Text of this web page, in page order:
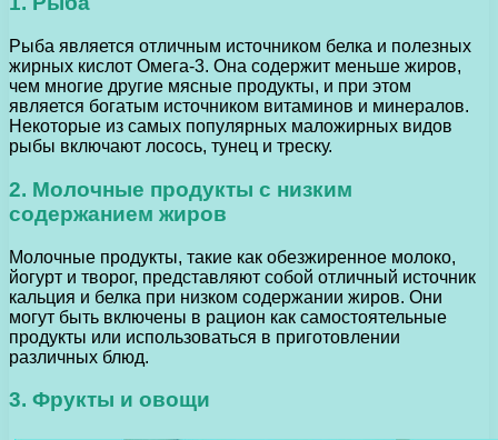
Рыба является отличным источником белка и полезных
жирных кислот Омега-3. Она содержит меньше жиров,
чем многие другие мясные продукты, и при этом
является богатым источником витаминов и минералов.
Некоторые из самых популярных маложирных видов
рыбы включают лосось, тунец и треску.
2. Молочные продукты с низким
содержанием жиров
Молочные продукты, такие как обезжиренное молоко,
йогурт и творог, представляют собой отличный источник
кальция и белка при низком содержании жиров. Они
могут быть включены в рацион как самостоятельные
продукты или использоваться в приготовлении
различных блюд.
3. Фрукты и овощи